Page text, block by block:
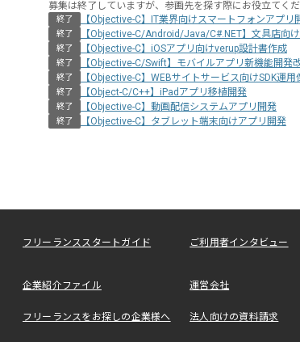
募集は終了していますが、参画先を探す際にお役立てく
終了 【Objective-C】IT業界向けスマートフォンアプリ
終了 【Objective-C/Android/Java/C#.NET】文具店向
終了 【Objective-C】iOSアプリ向けverup設計書作成
終了 【Objective-C/Swift】モバイルアプリ新機能開発
終了 【Objective-C】WEBサイトサービス向けSDK運用
終了 【Object-C/C++】iPadアプリ移植開発
終了 【Objective-C】動画配信システムアプリ開発
終了 【Objective-C】タブレット端末向けアプリ開発
フリーランススタートガイド ご利用者インタビュー
企業紹介ファイル 運営会社
フリーランスをお探しの企業様へ 法人向けの資料請求